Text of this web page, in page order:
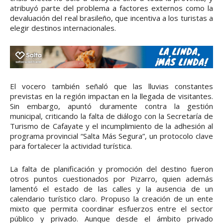
atribuyó parte del problema a factores externos como la
devaluación del real brasileño, que incentiva a los turistas a
elegir destinos internacionales.
El vocero también señaló que las lluvias constantes
previstas en la región impactan en la llegada de visitantes.
Sin embargo, apuntó duramente contra la gestión
municipal, criticando la falta de diálogo con la Secretaría de
Turismo de Cafayate y el incumplimiento de la adhesión al
programa provincial “Salta Más Segura”, un protocolo clave
para fortalecer la actividad turística.
La falta de planificación y promoción del destino fueron
otros puntos cuestionados por Pizarro, quien además
lamentó el estado de las calles y la ausencia de un
calendario turístico claro. Propuso la creación de un ente
mixto que permita coordinar esfuerzos entre el sector
público y privado. Aunque desde el ámbito privado